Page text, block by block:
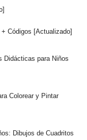
Códigos [Actualizado]
Didácticas para Niños
Colorear y Pintar
Dibujos de Cuadritos